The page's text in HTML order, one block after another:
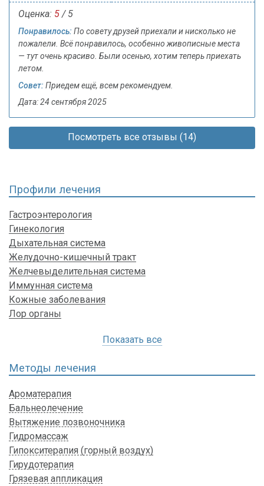
Оценка: 5 / 5
Понравилось: По совету друзей приехали и нисколько не
пожалели. Всё понравилось, особенно живописные места
— тут очень красиво. Были осенью, хотим теперь приехать
летом.
Совет: Приедем ещё, всем рекомендуем.
Дата: 24 сентября 2025
Посмотреть все отзывы (14)
Профили лечения
Гастроэнтерология
Гинекология
Дыхательная система
Желудочно-кишечный тракт
Желчевыделительная система
Иммунная система
Кожные заболевания
Лор органы
Показать все
Методы лечения
Ароматерапия
Бальнеолечение
Вытяжение позвоночника
Гидромассаж
Гипокситерапия (горный воздух)
Гирудотерапия
Грязевая аппликация